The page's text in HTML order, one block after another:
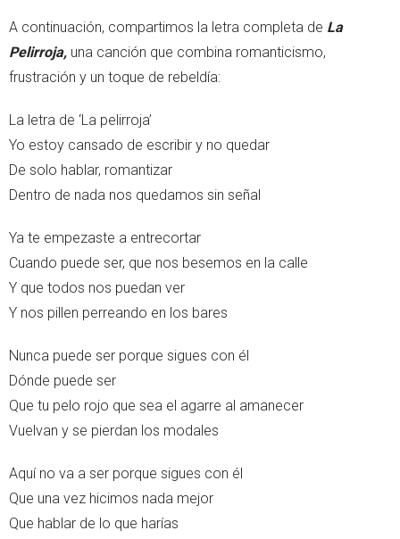
A continuación, compartimos la letra completa de La
Pelirroja, una canción que combina romanticismo,
frustración y un toque de rebeldía:
La letra de ‘La pelirroja’
Yo estoy cansado de escribir y no quedar
De solo hablar, romantizar
Dentro de nada nos quedamos sin señal
Ya te empezaste a entrecortar
Cuando puede ser, que nos besemos en la calle
Y que todos nos puedan ver
Y nos pillen perreando en los bares
Nunca puede ser porque sigues con él
Dónde puede ser
Que tu pelo rojo que sea el agarre al amanecer
Vuelvan y se pierdan los modales
Aquí no va a ser porque sigues con él
Que una vez hicimos nada mejor
Que hablar de lo que harías